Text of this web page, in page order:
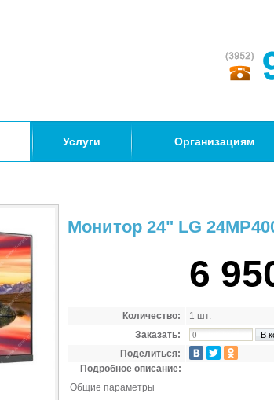
Услуги Организациям
Монитор 24" LG
6
Количество:
1 шт.
Заказать:
Поделиться:
Подробное описание:
Общие параметры